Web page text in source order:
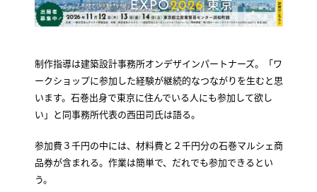
制作指導は建築設計事務所オンデザインパートナーズ。「ワ
ークショップに参加した経験が継続的なつながりを生むと思
います。石巻出身で東京に住んでいる人にも参加して欲し
い」と同事務所代表の西田司氏は語る。
参加費３千円の中には、材料費と２千円分の石巻マルシェ商
品券が含まれる。作業は簡単で、だれでも参加できるとい
う。